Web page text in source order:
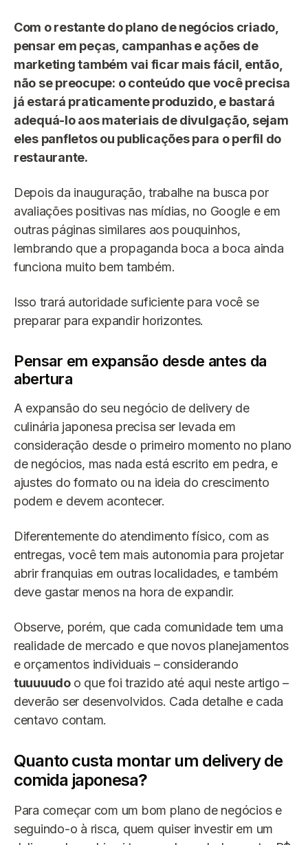
Com o restante do plano de negócios criado,
pensar em peças, campanhas e ações de
marketing também vai ficar mais fácil, então,
não se preocupe: o conteúdo que você precisa
já estará praticamente produzido, e bastará
adequá-lo aos materiais de divulgação, sejam
eles panfletos ou publicações para o perfil do
restaurante.
Depois da inauguração, trabalhe na busca por
avaliações positivas nas mídias, no Google e em
outras páginas similares aos pouquinhos,
lembrando que a propaganda boca a boca ainda
funciona muito bem também.
Isso trará autoridade suficiente para você se
preparar para expandir horizontes.
Pensar em expansão desde antes da
abertura
A expansão do seu negócio de delivery de
culinária japonesa precisa ser levada em
consideração desde o primeiro momento no plano
de negócios, mas nada está escrito em pedra, e
ajustes do formato ou na ideia do crescimento
podem e devem acontecer.
Diferentemente do atendimento físico, com as
entregas, você tem mais autonomia para projetar
abrir franquias em outras localidades, e também
deve gastar menos na hora de expandir.
Observe, porém, que cada comunidade tem uma
realidade de mercado e que novos planejamentos
e orçamentos individuais – considerando
tuuuuudo o que foi trazido até aqui neste artigo –
deverão ser desenvolvidos. Cada detalhe e cada
centavo contam.
Quanto custa montar um delivery de
comida japonesa?
Para começar com um bom plano de negócios e
seguindo-o à risca, quem quiser investir em um